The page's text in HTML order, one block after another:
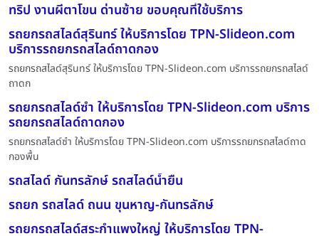
ทริป งานผีตาโขน ด่านซ้าย ขอบคุณที่ใช้บริการ
รถยกรถสไลด์สุรินทร์ ให้บริการโดย TPN-Slideon.com
บริการรถยกรถสไลด์ถาดกอง
รถยกรถสไลด์สุรินทร์ ให้บริการโดย TPN-Slideon.com บริการรถยกรถสไลด์
ถาดก
รถยกรถสไลด์ซำ ให้บริการโดย TPN-Slideon.com บริการ
รถยกรถสไลด์ถาดกอง
รถยกรถสไลด์ซำ ให้บริการโดย TPN-Slideon.com บริการรถยกรถสไลด์ถาด
กองพื้น
รถสไลด์ กันทรลักษ์ รถสไลด์น้ำยืน
รถยก รถสไลด์ ถนน ขุนหาญ-กันทรลักษ์
รถยกรถสไลด์สระกำแพงใหญ่ ให้บริการโดย TPN-